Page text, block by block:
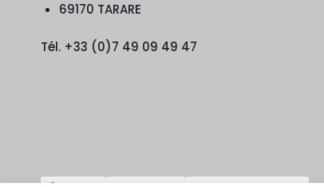
69170 TARARE
Tél. +33 (0)7 49 09 49 47